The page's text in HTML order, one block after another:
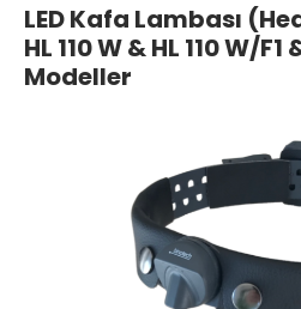
LED Kafa Lambası
HL 110 W & HL 110 W/F1
Modeller